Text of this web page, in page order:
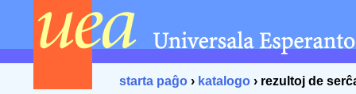
starta paĝo › katalogo › rezultoj de